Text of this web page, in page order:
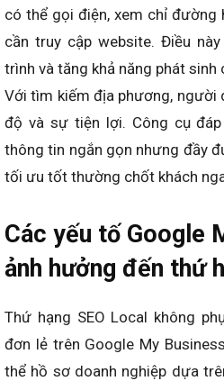
có thể gọi điện, xem chỉ đường
cần truy cập website. Điều
trình và tăng khả năng phát sinh
Với tìm kiếm địa phương,
độ và sự tiện lợi. Công cụ
thông tin ngắn gọn nhưng đầy
tối ưu tốt thường chốt khách
Các yếu tố Google
ảnh hưởng đến thứ
Thứ hạng SEO Local không
đơn lẻ trên Google My
thể hồ sơ doanh nghiệp dựa